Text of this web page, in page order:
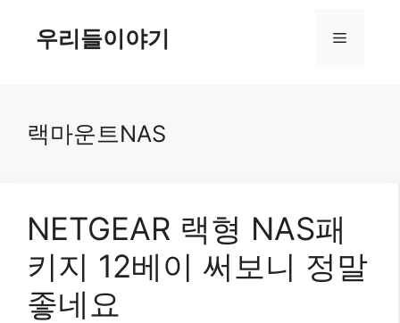
우리들이야기 메
랙마운트NAS
NETGEAR 랙형 NAS패
키지 12베이 써보니 정말
좋네요